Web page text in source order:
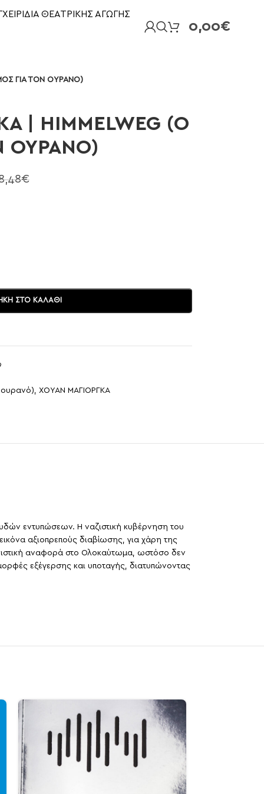
ΘΕΑΤΡΙΚΗΣ ΑΓΩΓΗΣ
0,00€
ΓΙΑ ΤΟΝ ΟΥΡΑΝΟ)
| HIMMELWEG (Ο
ΟΥΡΑΝΟ)
€
ΣΤΟ ΚΑΛΆΘΙ
ουρανό), ΧΟΥΑΝ ΜΑΓΙΟΡΓΚΑ
εντυπώσεων. Η ναζιστική κυβέρνηση του
αξιοπρεπούς διαβίωσης, για χάρη της
αναφορά στο Ολοκαύτωμα, ωστόσο δεν
εξέγερσης και υποταγής, διατυπώνοντας